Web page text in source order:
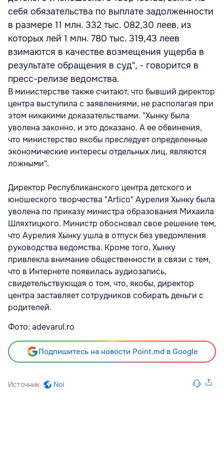
себя обязательства по выплате задолженности
в размере 11 млн. 332 тыс. 082,30 леев, из
которых лей 1 млн. 780 тыс. 319,43 леев
взимаются в качестве возмещения ущерба в
результате обращения в суд", - говорится в
пресс-релизе ведомства.
В министерстве также считают, что бывший директор
центра выступила с заявлениями, не располагая при
этом никакими доказательствами. "Хынку была
уволена законно, и это доказано. А ее обвинения,
что министерство якобы преследует определенные
экономические интересы отдельных лиц, являются
ложными".
Директор Республиканского центра детского и
юношеского творчества "Artico" Аурелия Хынку была
уволена по приказу министра образования Михаила
Шляхтицкого. Министр обосновал свое решение тем,
что Аурелия Хынку ушла в отпуск без уведомления
руководства ведомства. Кроме того, Хынку
привлекла внимание общественности в связи с тем,
что в Интернете появилась аудиозапись,
свидетельствующая о том, что, якобы, директор
центра заставляет сотрудников собирать деньги с
родителей.
Фото: adevarul.ro
Подпишитесь на новости Point.md в Google
Источник Noi